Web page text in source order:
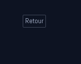
Retour